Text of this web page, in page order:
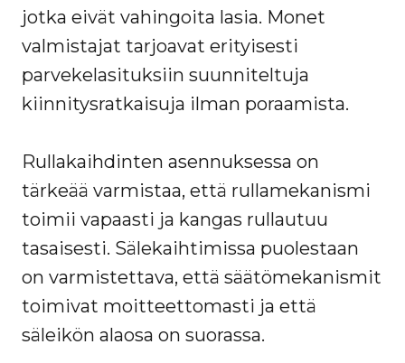
jotka eivät vahingoita lasia. Monet
valmistajat tarjoavat erityisesti
parvekelasituksiin suunniteltuja
kiinnitysratkaisuja ilman poraamista.
Rullakaihdinten asennuksessa on
tärkeää varmistaa, että rullamekanismi
toimii vapaasti ja kangas rullautuu
tasaisesti. Sälekaihtimissa puolestaan
on varmistettava, että säätömekanismit
toimivat moitteettomasti ja että
säleikön alaosa on suorassa.